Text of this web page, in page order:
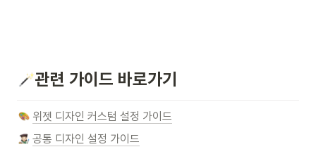
관련 가이드 바로가기
위젯 디자인 커스텀 설정 가이드
공통 디자인 설정 가이드